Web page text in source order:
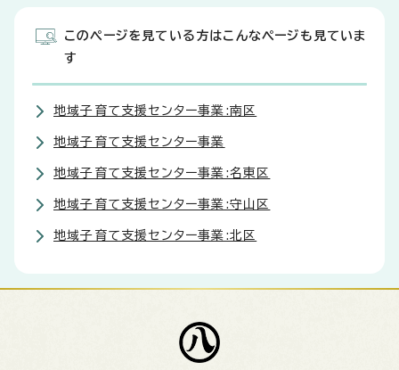
このページを見ている方はこんなページも見ていま
す
地域子育て支援センター事業:南区
地域子育て支援センター事業
地域子育て支援センター事業:名東区
地域子育て支援センター事業:守山区
地域子育て支援センター事業:北区